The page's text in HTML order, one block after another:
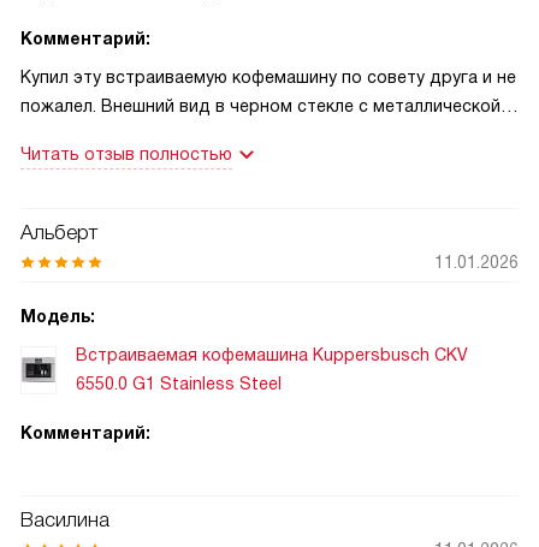
Комментарий:
Купил эту встраиваемую кофемашину по совету друга и не
пожалел. Внешний вид в черном стекле с металлической
можно выбрать язык без лишних манипуляций.
крепость и размер порции, и машина делает ровно то, что
работает надежно, капучино всегда получается ровным
Одно утро запомнилось: пришли гости, а я быстро
приготовил две чашки одновременно, пока они
удивился, что пенка такая плотная — похвалил выбор. Это
было приятно и реально удобно!
Читать отзыв полностью
Альберт
11.01.2026
Модель:
Встраиваемая кофемашина Kuppersbusch CKV
6550.0 G1 Stainless Steel
Комментарий:
Василина